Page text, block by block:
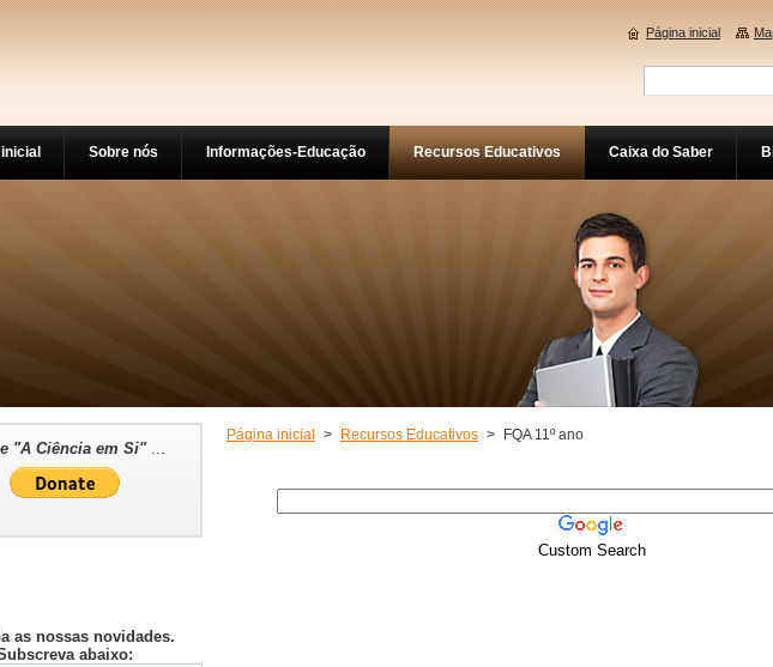
Página inicial > Recursos Educativos > FQA 11º ano
Custom Search
"A Ciência em Si"...
as nossas novidades.
abaixo:
Sobre nós Informações-Educação Recursos Educativos Caixa do Saber
Página inicial